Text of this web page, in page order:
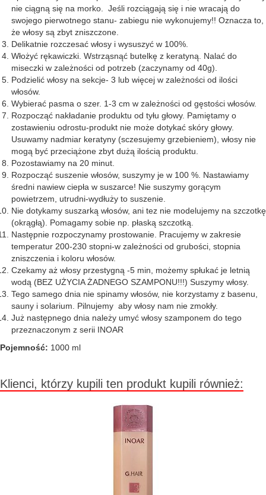
nie ciągną się na morko. Jeśli rozciągają się i nie wracają do
swojego pierwotnego stanu- zabiegu nie wykonujemy!! Oznacza to,
że włosy są zbyt zniszczone.
Delikatnie rozczesać włosy i wysuszyć w 100%.
Włożyć rękawiczki. Wstrząsnąć butelkę z keratyną. Nalać do
miseczki w zależności od potrzeb (zaczynamy od 40g).
Podzielić włosy na sekcje- 3 lub więcej w zależności od ilości
włosów.
Wybierać pasma o szer. 1-3 cm w zależności od gęstości włosów.
Rozpocząć nakładanie produktu od tyłu głowy. Pamiętamy o
zostawieniu odrostu-produkt nie może dotykać skóry głowy.
Usuwamy nadmiar keratyny (sczesujemy grzebieniem), włosy nie
mogą być przeciążone zbyt dużą ilością produktu.
Pozostawiamy na 20 minut.
Rozpocząć suszenie włosów, suszymy je w 100 %. Nastawiamy
średni nawiew ciepła w suszarce! Nie suszymy gorącym
powietrzem, utrudni-wydłuży to suszenie.
Nie dotykamy suszarką włosów, ani tez nie modelujemy na szczotkę
(okrągłą). Pomagamy sobie np. płaską szczotką.
Następnie rozpoczynamy prostowanie. Pracujemy w zakresie
temperatur 200-230 stopni-w zależności od grubości, stopnia
zniszczenia i koloru włosów.
Czekamy aż włosy przestygną -5 min, możemy spłukać je letnią
wodą (BEZ UŻYCIA ŻADNEGO SZAMPONU!!!) Suszymy włosy.
Tego samego dnia nie spinamy włosów, nie korzystamy z basenu,
sauny i solarium. Pilnujemy aby włosy nam nie zmokły.
Już następnego dnia należy umyć włosy szamponem do tego
przeznaczonym z serii INOAR
Pojemność: 1000 ml
Klienci, którzy kupili ten produkt kupili również: